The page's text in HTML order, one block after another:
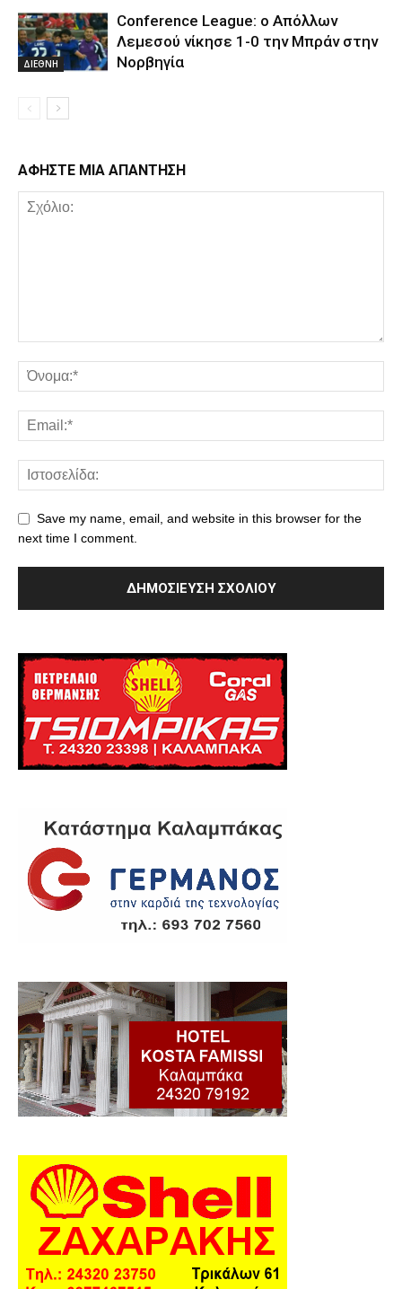
ΔΙΕΘΝΗ
Conference League: ο Απόλλων
Λεμεσού νίκησε 1-0 την Μπράν στην
Νορβηγία
ΑΦΗΣΤΕ ΜΙΑ ΑΠΑΝΤΗΣΗ
Save my name, email, and website in this browser for the
next time I comment.